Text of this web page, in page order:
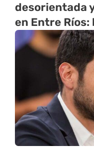
desorientada
en Entre